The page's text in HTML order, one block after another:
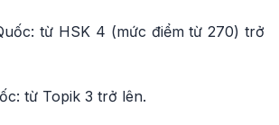
từ HSK 4 (mức điểm từ 270) trở
từ Topik 3 trở lên.